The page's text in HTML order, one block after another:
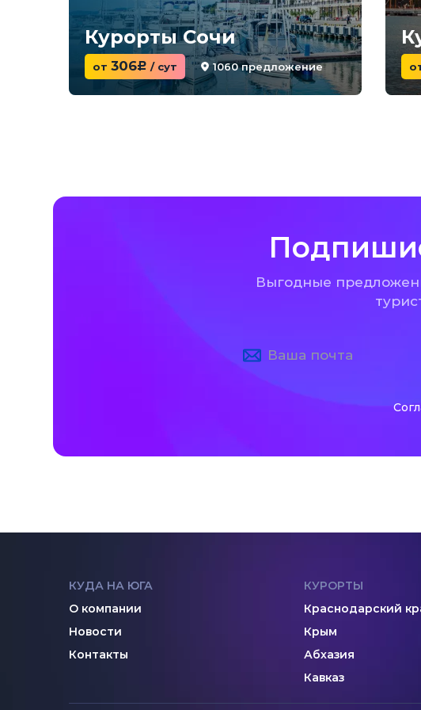
Курорты Сочи
от 306c / сут 1060 предложение
Выгодные
КУДА НА ЮГА
О компании
Новости
Контакты
КУРОРТЫ
Краснодарский
Крым
Абхазия
Кавказ